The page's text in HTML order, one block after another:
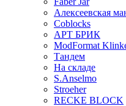
Алексеевская
Coblocks
АРТ БРИК
ModFormat
Тандем
На складе
S.Anselmo
Stroeher
RECKE BLOCK